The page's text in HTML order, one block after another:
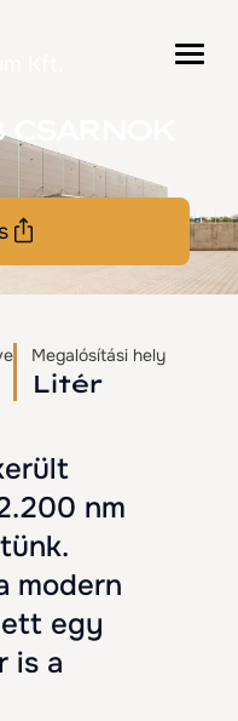
Kft.
Megalósítási hely
Litér
nm
modern
egy
is a